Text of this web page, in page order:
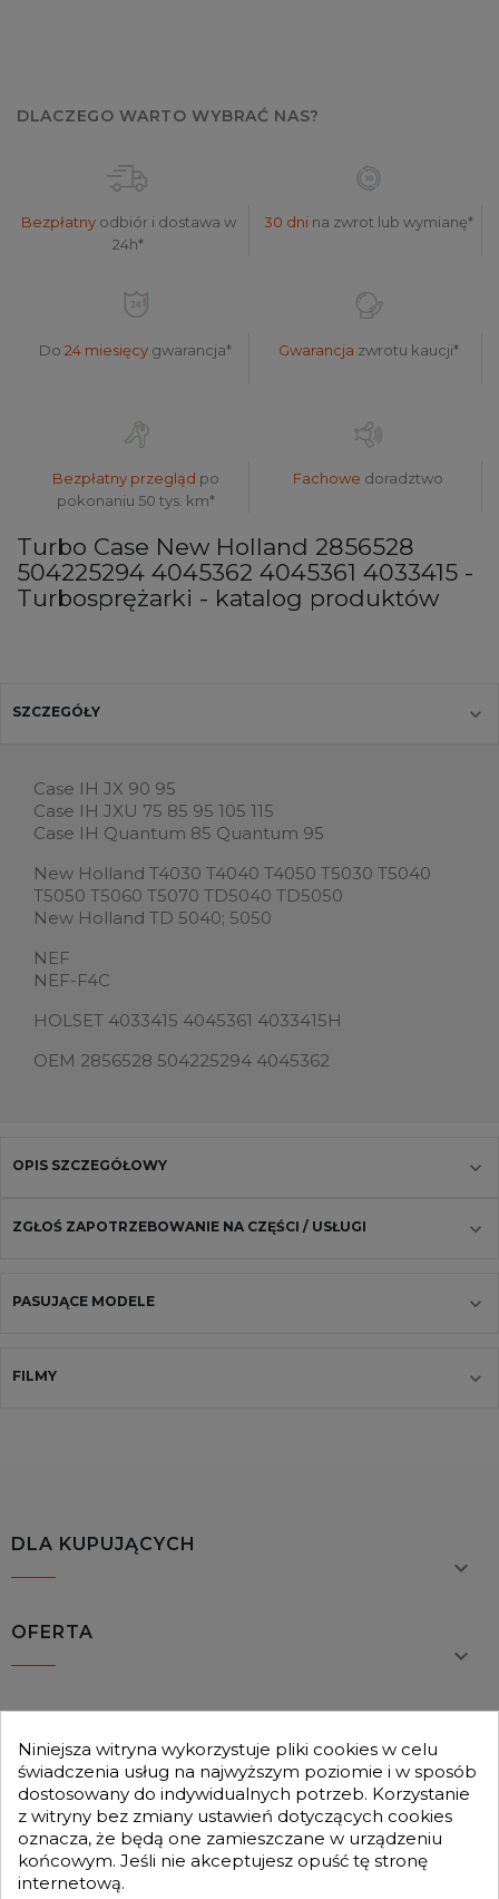
DLACZEGO WARTO WYBRAĆ NAS?
Bezpłatnyodbiór i dostawa w
24h*
30 dnina zwrot lub wymianę*
Do24 miesięcy gwarancja* Gwarancja zwrotu kaucji*
Bezpłatny przegląd po
pokonaniu 50 tys. km*
Fachowe doradztwo
Turbo Case New Holland 2856528
504225294 4045362 4045361 4033415 -
Turbosprężarki - katalog produktów
SZCZEGÓŁY
Case IH JX 90 95
Case IH JXU 75 85 95 105 115
Case IH Quantum 85 Quantum 95
New Holland T4030 T4040 T4050 T5030 T5040
T5050 T5060 T5070 TD5040 TD5050
New Holland TD 5040; 5050
NEF
NEF-F4C
HOLSET 4033415 4045361 4033415H
OEM 2856528 504225294 4045362
OPIS SZCZEGÓŁOWY
ZGŁOŚ ZAPOTRZEBOWANIE NA CZĘŚCI / USŁUGI
PASUJĄCE MODELE
FILMY
DLA KUPUJĄCYCH

OFERTA

GENESIS TURBO
Otrzymuj informację o nowościach i promocjach wprost do Twojej
Niniejsza witryna wykorzystuje pliki cookies w celu
świadczenia usług na najwyższym poziomie i w sposób
dostosowany do indywidualnych potrzeb. Korzystanie
z witryny bez zmiany ustawień dotyczących cookies
oznacza, że będą one zamieszczane w urządzeniu
końcowym. Jeśli nie akceptujesz opuść tę stronę
internetową.